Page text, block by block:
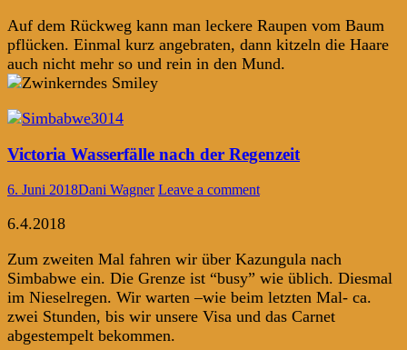
Auf dem Rückweg kann man leckere Raupen vom Baum
pflücken. Einmal kurz angebraten, dann kitzeln die Haare
auch nicht mehr so und rein in den Mund.
Victoria Wasserfälle nach der Regenzeit
6. Juni 2018Dani Wagner Leave a comment
6.4.2018
Zum zweiten Mal fahren wir über Kazungula nach
Simbabwe ein. Die Grenze ist “busy” wie üblich. Diesmal
im Nieselregen. Wir warten –wie beim letzten Mal- ca.
zwei Stunden, bis wir unsere Visa und das Carnet
abgestempelt bekommen.